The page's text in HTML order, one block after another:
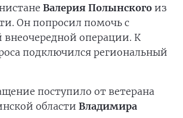
Валерия Полынского из
Он попросил помочь с
внеочередной операции. К
подключился региональный
поступило от ветерана
области Владимира